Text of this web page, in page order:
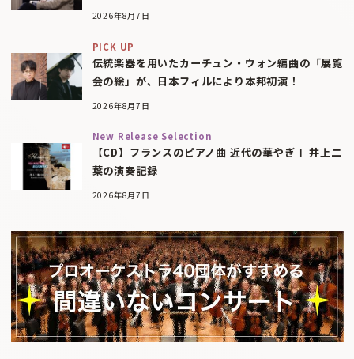
2026年8月7日
PICK UP
伝統楽器を用いたカーチュン・ウォン編曲の「展覧
会の絵」が、日本フィルにより本邦初演！
2026年8月7日
New Release Selection
【CD】フランスのピアノ曲 近代の華やぎⅠ 井上二
葉の演奏記録
2026年8月7日